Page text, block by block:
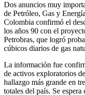
Dos anuncios muy
de Petróleo, Gas y
Colombia confirmó el
los años 90 con el
Petrobras, que logró
cúbicos diarios de gas
La información fue
de activos exploratorios
hallazgo más grande en
totales del país. Se espera